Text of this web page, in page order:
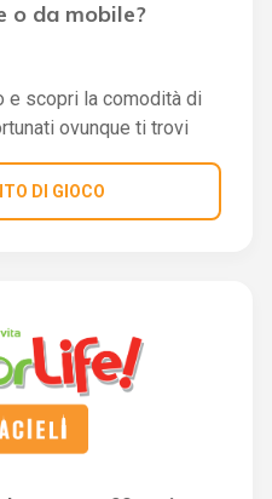
o da mobile?
e scopri la comodità di
ovunque ti trovi
DI GIOCO